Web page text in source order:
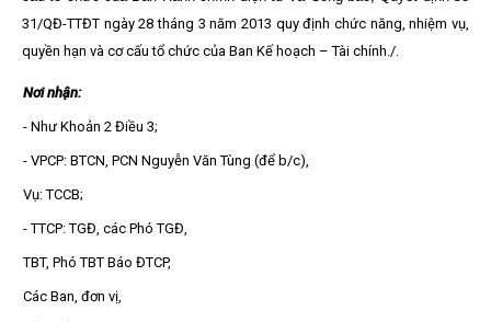
31/QĐ-TTĐT ngày 28 tháng 3 năm 2013 quy định chức năng, nhiệm vụ,
quyền hạn và cơ cấu tổ chức của Ban Kế hoạch – Tài chính./.
Nơi nhận:
- Như Khoản 2 Điều 3;
- VPCP: BTCN, PCN Nguyễn Văn Tùng (để b/c),
Vụ: TCCB;
- TTCP: TGĐ, các Phó TGĐ,
TBT, Phó TBT Báo ĐTCP,
Các Ban, đơn vị,